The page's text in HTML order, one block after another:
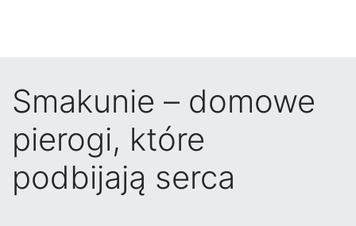
Smakunie – domowe
pierogi, które
podbijają serca